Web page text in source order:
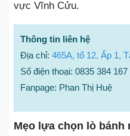
vực Vĩnh Cửu.
Thông tin liên hệ
Địa chỉ: 465A, tổ 12, Ấp 1,
Số điện thoại: 0835 384 167
Fanpage: Phan Thị Huệ
Mẹo lựa chọn lò bánh